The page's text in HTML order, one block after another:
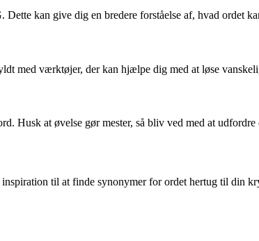
kan give dig en bredere forståelse af, hvad ordet
med værktøjer, der kan hjælpe dig med at løse
Husk at øvelse gør mester, så bliv ved med at
til at finde synonymer for ordet hertug til din